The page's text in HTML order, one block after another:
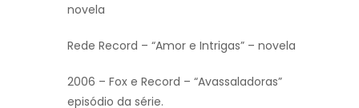
novela
Rede Record – “Amor e Intrigas” – novela
2006 – Fox e Record – “Avassaladoras”
episódio da série.